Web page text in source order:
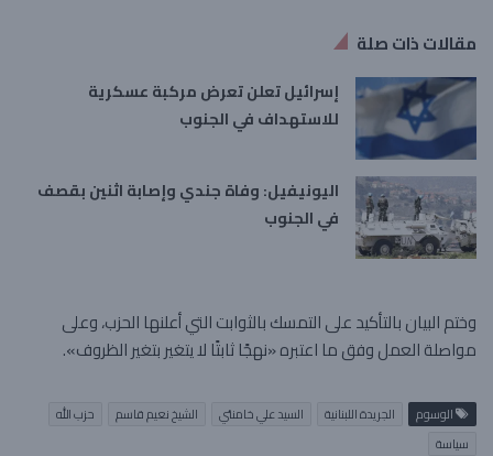
مقالات ذات صلة
إسرائيل تعلن تعرض مركبة عسكرية
للاستهداف في الجنوب
اليونيفيل: وفاة جندي وإصابة اثنين بقصف
في الجنوب
وختم البيان بالتأكيد على التمسك بالثوابت التي أعلنها الحزب، وعلى
مواصلة العمل وفق ما اعتبره «نهجًا ثابتًا لا يتغير بتغير الظروف».
الوسوم الجريدة اللبنانية السيد علي خامنئي ​الشيخ ​نعيم قاسم
حزب الله
سياسة